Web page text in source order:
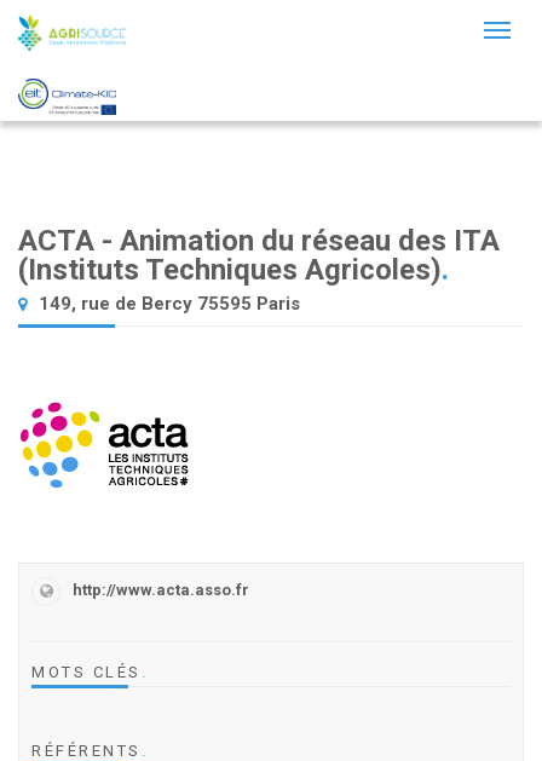
ACTA - Animation du réseau des ITA
(Instituts Techniques Agricoles).
149, rue de Bercy 75595 Paris
http://www.acta.asso.fr
MOTS CLÉS .
RÉFÉRENTS .